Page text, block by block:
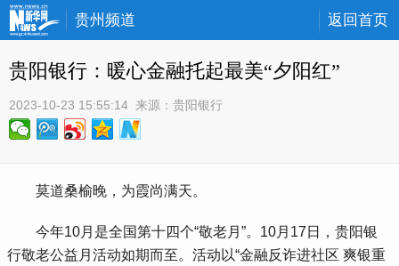
贵州频道 返回首页
贵阳银行：暖心金融托起最美“夕阳红”
2023-10-23 15:55:14 来源： 贵阳银行
莫道桑榆晚，为霞尚满天。
今年10月是全国第十四个“敬老月”。10月17日，贵阳银
行敬老公益月活动如期而至。活动以“金融反诈进社区 爽银重